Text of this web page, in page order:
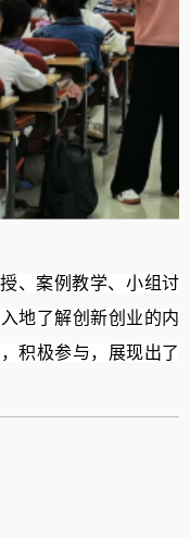
、案例教学、小组讨
地了解创新创业的内
积极参与，展现出了